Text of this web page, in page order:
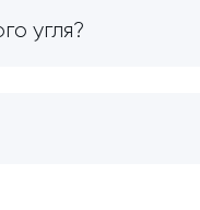
угля?